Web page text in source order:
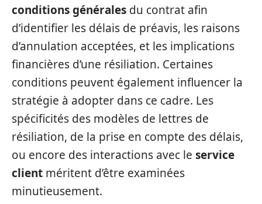
conditions générales du contrat afin
d’identifier les délais de préavis, les raisons
d’annulation acceptées, et les implications
financières d’une résiliation. Certaines
conditions peuvent également influencer la
stratégie à adopter dans ce cadre. Les
spécificités des modèles de lettres de
résiliation, de la prise en compte des délais,
ou encore des interactions avec le service
client méritent d’être examinées
minutieusement.